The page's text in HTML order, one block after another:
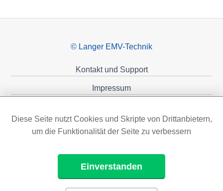
© Langer EMV-Technik
Kontakt und Support
Impressum
Diese Seite nutzt Cookies und Skripte von Drittanbietern,
um die Funktionalität der Seite zu verbessern
Einverstanden